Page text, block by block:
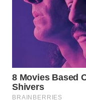
WN
TAPANULI
UTARA
WN
PADANG